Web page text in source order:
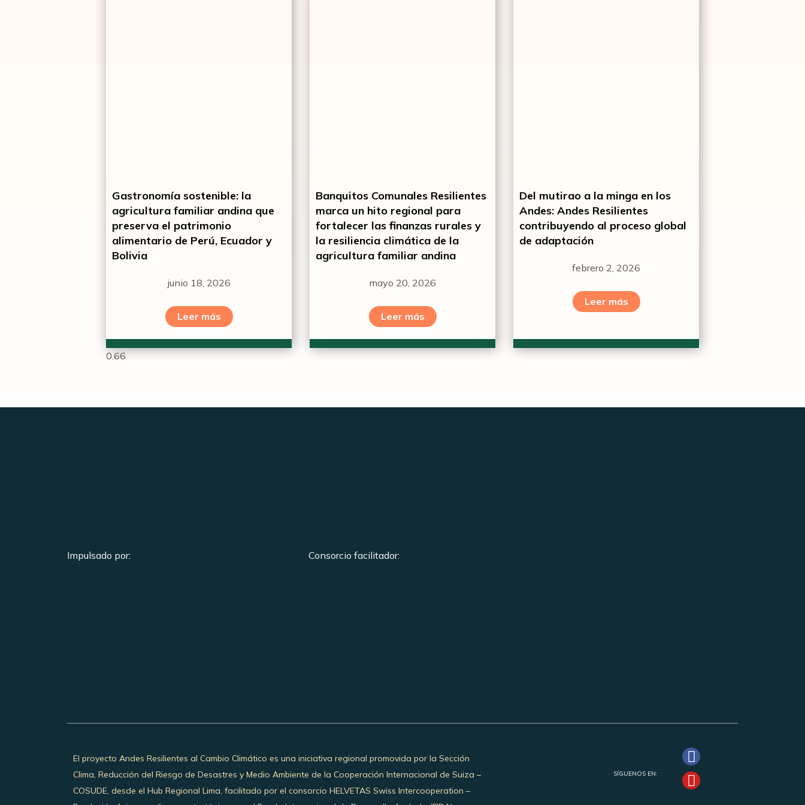
Gastronomía sostenible: la
agricultura familiar andina que
preserva el patrimonio
alimentario de Perú, Ecuador y
Bolivia
junio 18, 2026
Leer más
Banquitos Comunales Resilientes
marca un hito regional para
fortalecer las finanzas rurales y
la resiliencia climática de la
agricultura familiar andina
mayo 20, 2026
Leer más
Del mutirao a la minga en los
Andes: Andes Resilientes
contribuyendo al proceso global
de adaptación
febrero 2, 2026
Leer más
Impulsado por: Consorcio facilitador:
El proyecto Andes Resilientes al Cambio Climático es una iniciativa regional promovida por la Sección
Clima, Reducción del Riesgo de Desastres y Medio Ambiente de la Cooperación Internacional de Suiza –
COSUDE, desde el Hub Regional Lima, facilitado por el consorcio HELVETAS Swiss Intercooperation –
SÍGUENOS EN: